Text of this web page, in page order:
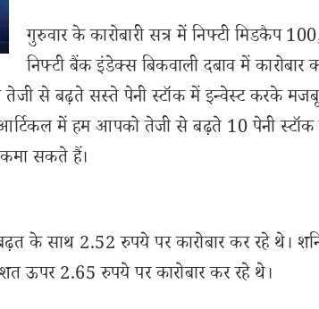
गुरुवार के कारोबारी सत्र में निफ्टी मिडकैप
निफ्टी बैंक इंडेक्स बिकवाली दबाव में
से बढ़ते सस्ते पेनी स्टॉक में इन्वेस्ट करके
में हम आपको तेजी से बढ़ते 10 पेनी स्टॉक
कमा सकते हैं।
के साथ 2.52 रुपये पर कारोबार कर रहे थे।
ऊपर 2.65 रुपये पर कारोबार कर रहे थे।